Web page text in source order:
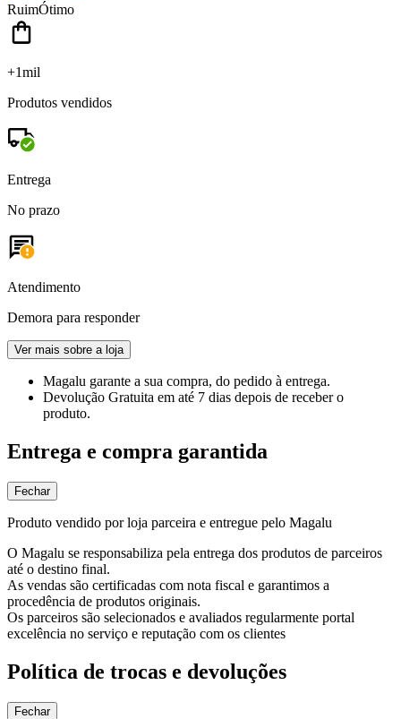
RuimÓtimo
+1mil
Produtos vendidos
Entrega
No prazo
Atendimento
Demora para responder
Ver mais sobre a loja
Magalu garante a sua compra, do pedido à entrega.
Devolução Gratuita em até 7 dias depois de receber o
produto.
Entrega e compra garantida
Fechar
Produto vendido por loja parceira e entregue pelo Magalu
O Magalu se responsabiliza pela entrega dos produtos de parceiros
até o destino final.
As vendas são certificadas com nota fiscal e garantimos a
procedência de produtos originais.
Os parceiros são selecionados e avaliados regularmente portal
excelência no serviço e reputação com os clientes
Política de trocas e devoluções
Fechar